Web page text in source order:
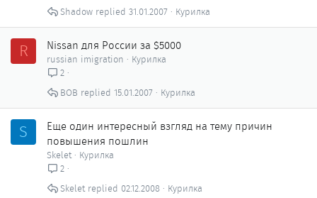
Курилка
31.01.2007
Shadow
R Nissan для России за $5000
russian imigration
Курилка
2
Курилка
15.01.2007
ВОВ
S
Еще один интересный взгляд на тему причин
повышения пошлин
Skelet
Курилка
2
Курилка
02.12.2008
Skelet